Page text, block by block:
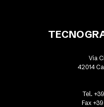
Via
42014
Tel.
Fax